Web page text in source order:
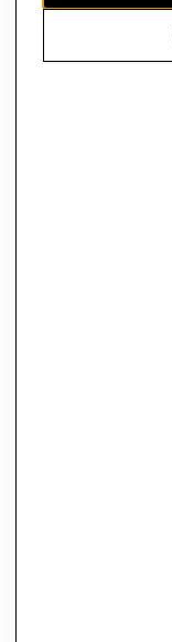
Uruguay ($U)